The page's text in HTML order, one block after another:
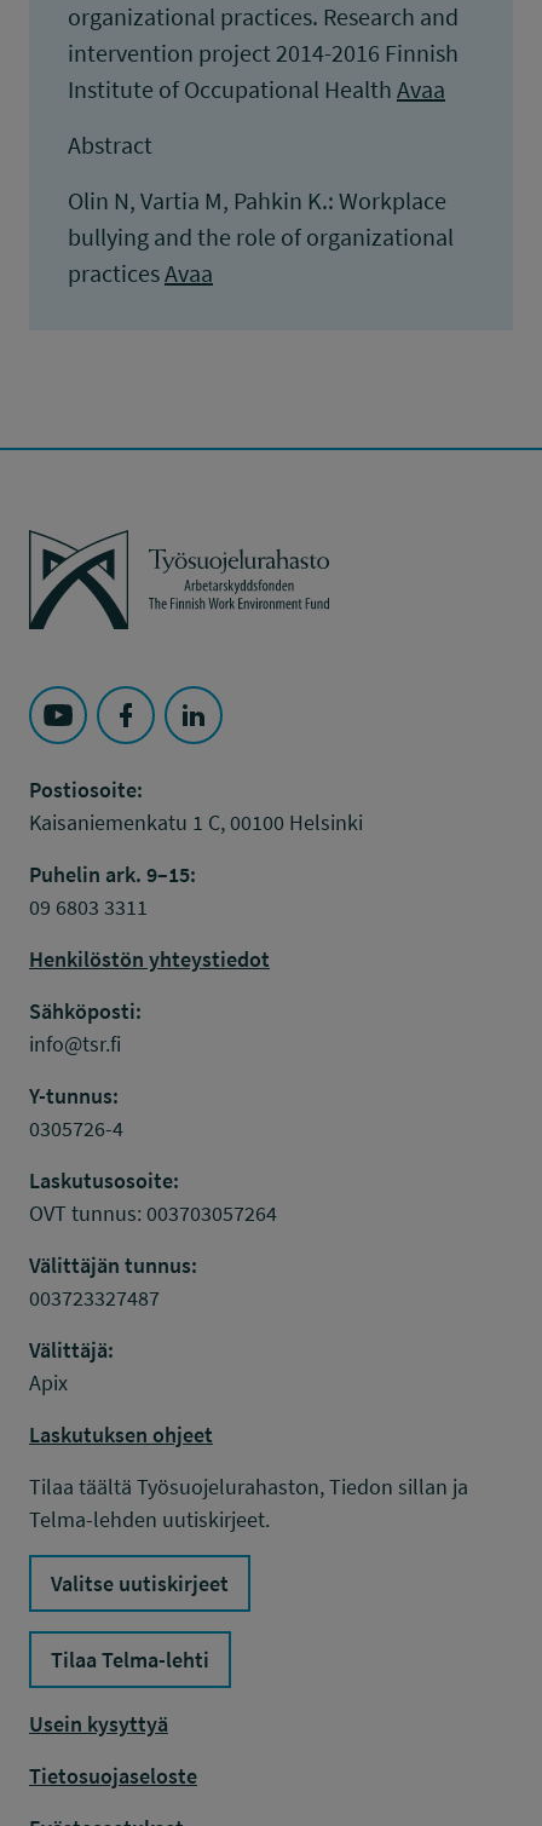
organizational practices. Research and
intervention project 2014-2016 Finnish
Institute of Occupational Health Avaa
Abstract
Olin N, Vartia M, Pahkin K.: Workplace
bullying and the role of organizational
practicesAvaa
Työsuojelurahasto
Seuraa Työsuojelurahasto kohteessa: YouTube
Seuraa Työsuojelurahasto kohteessa:
Seuraa Työsuojelurahasto kohteessa:
Postiosoite:
Kaisaniemenkatu 1 C, 00100 Helsinki
Puhelin ark. 9–15:
09 6803 3311
Henkilöstön yhteystiedot
Sähköposti:
info@tsr.fi
Y-tunnus:
0305726-4
Laskutusosoite:
OVT tunnus: 003703057264
Välittäjän tunnus:
003723327487
Välittäjä:
Apix
Laskutuksen ohjeet
Tilaa täältä Työsuojelurahaston, Tiedon sillan ja
Telma-lehden uutiskirjeet.
Valitse uutiskirjeet
Tilaa Telma-lehti
Usein kysyttyä
Tietosuojaseloste